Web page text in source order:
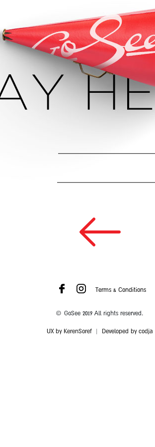
Terms & Conditions
© GoSee 2019 All rights reserved.
UX by KerenSoref| Developed by codja